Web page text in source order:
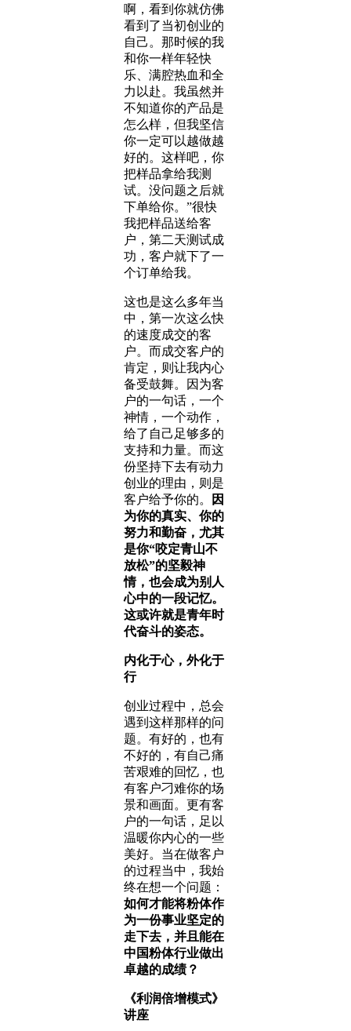
啊，看到你就仿佛
看到了当初创业的
自己。那时候的我
和你一样年轻快
乐、满腔热血和全
力以赴。我虽然并
不知道你的产品是
怎么样，但我坚信
你一定可以越做越
好的。这样吧，你
把样品拿给我测
试。没问题之后就
下单给你。”很快
我把样品送给客
户，第二天测试成
功，客户就下了一
个订单给我。
这也是这么多年当
中，第一次这么快
的速度成交的客
户。而成交客户的
肯定，则让我内心
备受鼓舞。因为客
户的一句话，一个
神情，一个动作，
给了自己足够多的
支持和力量。而这
份坚持下去有动力
创业的理由，则是
客户给予你的。
因
为你的真实、你的
努力和勤奋，尤其
是你“咬定青山不
放松”的坚毅神
情，也会成为别人
心中的一段记忆。
这或许就是青年时
代奋斗的姿态。
内化于心，外化于
行
创业过程中，总会
遇到这样那样的问
题。有好的，也有
不好的，有自己痛
苦艰难的回忆，也
有客户刁难你的场
景和画面。更有客
户的一句话，足以
温暖你内心的一些
美好。当在做客户
的过程当中，我始
终在想一个问题：
如何才能将粉体作
为一份事业坚定的
走下去，并且能在
中国粉体行业做出
卓越的成绩？
《利润倍增模式》
讲座